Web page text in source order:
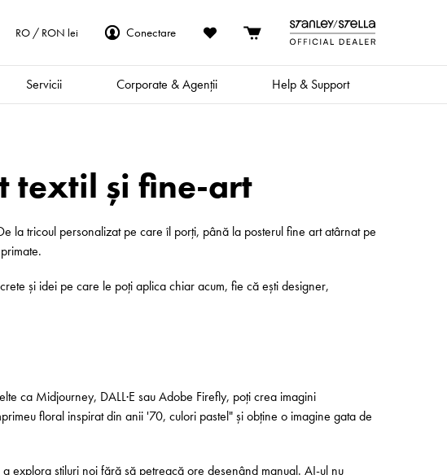
RO / RON lei Conectare
Servicii Corporate & Agenții Help & Support
textil și fine-art
la tricoul personalizat pe care îl porți, până la posterul fine art atârnat pe
și idei pe care le poți aplica chiar acum, fie că ești designer,
ca Midjourney, DALL·E sau Adobe Firefly, poți crea imagini
floral inspirat din anii '70, culori pastel" și obține o imagine gata de
explora stiluri noi fără să petreacă ore desenând manual. AI-ul nu